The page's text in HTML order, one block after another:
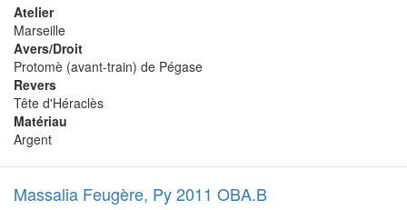
Atelier
Marseille
Avers/Droit
Protomè (avant-train) de Pégase
Revers
Tête d'Héraclès
Matériau
Argent
Massalia Feugère, Py 2011 OBA.B